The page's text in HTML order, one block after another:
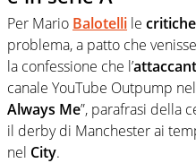
Per Mario Balotelli le critiche
problema, a patto che
la confessione che l’
canale YouTube Outpump
Always Me”, parafrasi della
il derby di Manchester ai
nel City.